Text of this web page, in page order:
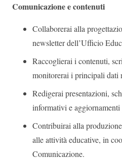
Comunicazione e contenuti
Collaborerai alla
newsletter dell’Ufficio
Raccoglierai i contenuti,
monitorerai i principali
Redigerai presentazioni,
informativi e
Contribuirai alla
alle attività educative, in
Comunicazione.